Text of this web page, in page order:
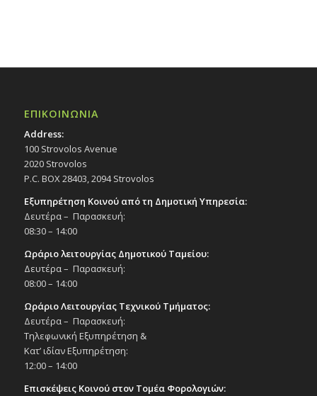
ΔΕΚ 20:00
Εκδηλώσεις στο Δημοτικό Θέατρο
ΔΕΚ
28
Επιβιβαστείτε στο μουσικό λεωφορείο
την Κυριακή 21 και 28/12/25 για βόλτες
All Day Recurring
Εκδηλώσεις Δήμου
Παράδρομος οδού Σταυρού, αρ. 69
ΔΕΚ
28
Παιδική θεατρική παράσταση «Υπάρχει
Άγιος Βασίλης»;, 28/12/25
10:30
ΕΠΙΚΟΙΝΩΝΙΑ
Address:
100 Strovolos Avenue
2020 Strovolos
P.C. BOX 28403, 2094 Strovolos
Εξυπηρέτηση Κοινού από τη Δημοτική Υπηρεσία:
Δευτέρα – Παρασκευή:
08:30 – 14:00
Ωράριο λειτουργίας Δημοτικού Ταμείου:
Δευτέρα – Παρασκευή:
08:00 – 14:00
Ωράριο Λειτουργίας Τεχνικού Τμήματος:
Δευτέρα – Παρασκευή:
Τηλεφωνική Εξυπηρέτηση &
Κατ’ ιδίαν Εξυπηρέτηση:
12:00 – 14:00
Επισκέψεις Κοινού στον Τομέα Φορολογιών: